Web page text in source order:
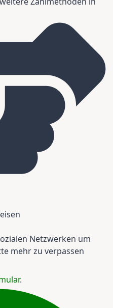
Netzwerken um
mehr zu verpassen
.